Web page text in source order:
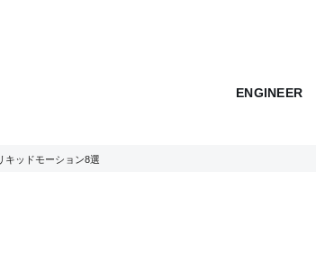
ENGINEER
キッドモーション8選